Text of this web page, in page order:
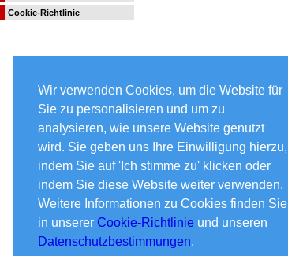
Wir verwenden Cookies, um die Website für
Sie zu personalisieren und um zu
analysieren, wie unsere Website genutzt
wird. Sie geben uns Ihre Einwilligung hierzu,
indem Sie auf 'Ich stimme zu' klicken oder
indem Sie diese Website weiter verwenden.
Weitere Informationen zu Cookies finden Sie
in unserer Cookie-Richtlinie und unseren
Datenschutzbestimmungen.
Cookie-Richtlinie